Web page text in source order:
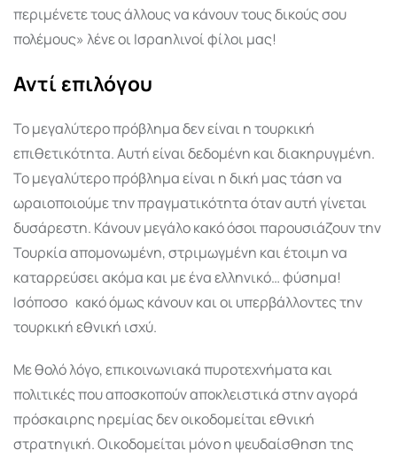
περιμένετε τους άλλους να κάνουν τους δικούς σου
πολέμους» λένε οι Ισραηλινοί φίλοι μας!
Αντί επιλόγου
Το μεγαλύτερο πρόβλημα δεν είναι η τουρκική
επιθετικότητα. Αυτή είναι δεδομένη και διακηρυγμένη.
Το μεγαλύτερο πρόβλημα είναι η δική μας τάση να
ωραιοποιούμε την πραγματικότητα όταν αυτή γίνεται
δυσάρεστη. Κάνουν μεγάλο κακό όσοι παρουσιάζουν την
Τουρκία απομονωμένη, στριμωγμένη και έτοιμη να
καταρρεύσει ακόμα και με ένα ελληνικό… φύσημα!
Ισόποσο κακό όμως κάνουν και οι υπερβάλλοντες την
τουρκική εθνική ισχύ.
Με θολό λόγο, επικοινωνιακά πυροτεχνήματα και
πολιτικές που αποσκοπούν αποκλειστικά στην αγορά
πρόσκαιρης ηρεμίας δεν οικοδομείται εθνική
στρατηγική. Οικοδομείται μόνο η ψευδαίσθηση της